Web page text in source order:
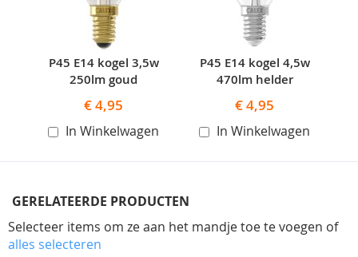
P45 E14 kogel 3,5w
250lm goud
€ 4,95
In Winkelwagen
P45 E14 kogel 4,5w
470lm helder
€ 4,95
In Winkelwagen
GERELATEERDE PRODUCTEN
Selecteer items om ze aan het mandje toe te voegen of
alles selecteren